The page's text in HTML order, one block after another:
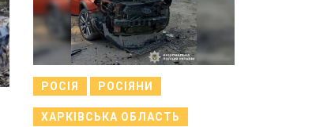
РОСІЯ РОСІЯНИ
ХАРКІВСЬКА ОБЛАСТЬ